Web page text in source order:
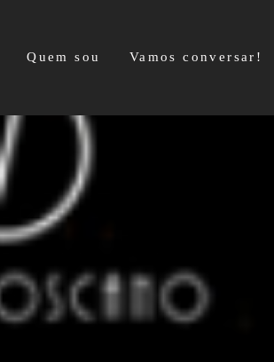
Quem sou Vamos conversar!